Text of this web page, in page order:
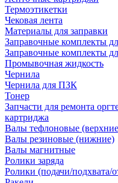
Термоэтикетки
Чековая лента
Материалы для заправки
Заправочные комплекты
Заправочные комплекты
Промывочная жидкость
Чернила
Чернила для ПЗК
Тонер
Запчасти для ремонта
картриджа
Валы тефлоновые
Валы резиновые (нижние)
Валы магнитные
Ролики заряда
Ролики (подачи/подхвата/